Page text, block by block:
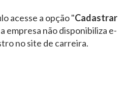
acesse a opção "Cadastrar
empresa não disponibiliza e-
no site de carreira.